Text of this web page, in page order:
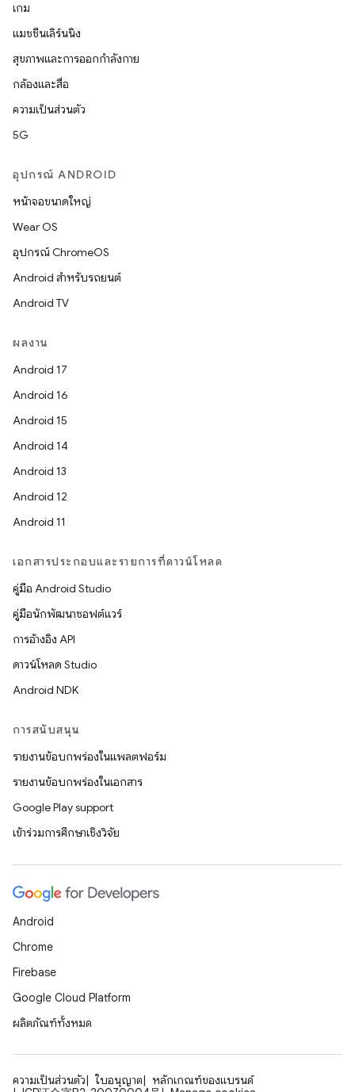
เกม
แมชชีนเลิร์นนิง
สุขภาพและการออกกำลังกาย
กล้องและสื่อ
ความเป็นส่วนตัว
5G
อุปกรณ์ ANDROID
หน้าจอขนาดใหญ่
Wear OS
อุปกรณ์ ChromeOS
Android สำหรับรถยนต์
Android TV
ผลงาน
Android 17
Android 16
Android 15
Android 14
Android 13
Android 12
Android 11
เอกสารประกอบและรายการที่ดาวน์โหลด
คู่มือ Android Studio
คู่มือนักพัฒนาซอฟต์แวร์
การอ้างอิง API
ดาวน์โหลด Studio
Android NDK
การสนับสนุน
รายงานข้อบกพร่องในแพลตฟอร์ม
รายงานข้อบกพร่องในเอกสาร
Google Play support
เข้าร่วมการศึกษาเชิงวิจัย
Android
Chrome
Firebase
Google Cloud Platform
ผลิตภัณฑ์ทั้งหมด
ความเป็นส่วนตัว ใบอนุญาต
หลักเกณฑ์ของแบรนด์